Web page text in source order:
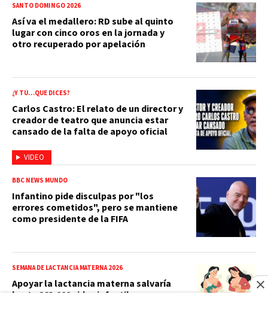
SANTO DOMINGO 2026
Así va el medallero: RD sube al quinto
lugar con cinco oros en la jornada y
otro recuperado por apelación
VIDEO
¿Y TÚ…QUE DICES?
Carlos Castro: El relato de un director y
creador de teatro que anuncia estar
cansado de la falta de apoyo oficial
BBC NEWS MUNDO
Infantino pide disculpas por "los
errores cometidos", pero se mantiene
como presidente de la FIFA
SEMANA DE LACTANCIA MATERNA 2026
Apoyar la lactancia materna salvaría
hasta 263,000 vidas infantiles en una